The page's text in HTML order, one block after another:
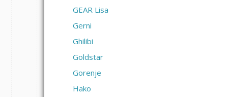
GEAR Lisa
Gerni
Ghilibi
Goldstar
Gorenje
Hako